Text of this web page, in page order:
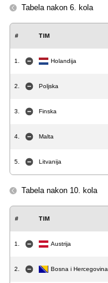
Tabela nakon 6. kola
# TIM
1. Holandija
2. Poljska
3. Finska
4. Malta
5. Litvanija
Tabela nakon 10. kola
# TIM
1. Austrija
2. Bosna i Hercegovina